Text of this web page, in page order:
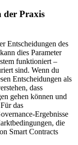
der Praxis
Entscheidungen des
dies Parameter
funktioniert –
sind. Wenn du
Entscheidungen als
dass
gehen können und
das
Ergebnisse
die
Smart Contracts